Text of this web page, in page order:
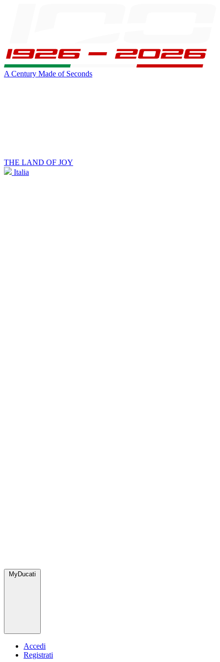
A Century Made of Seconds
THE LAND OF JOY
Italia
MyDucati
Accedi
Registrati